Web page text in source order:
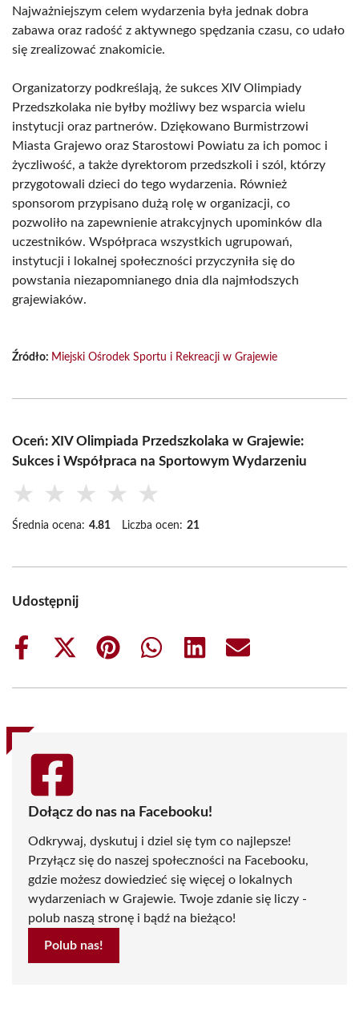
Najważniejszym celem wydarzenia była jednak dobra
zabawa oraz radość z aktywnego spędzania czasu, co udało
się zrealizować znakomicie.
Organizatorzy podkreślają, że sukces XIV Olimpiady
Przedszkolaka nie byłby możliwy bez wsparcia wielu
instytucji oraz partnerów. Dziękowano Burmistrzowi
Miasta Grajewo oraz Starostowi Powiatu za ich pomoc i
życzliwość, a także dyrektorom przedszkoli i szól, którzy
przygotowali dzieci do tego wydarzenia. Również
sponsorom przypisano dużą rolę w organizacji, co
pozwoliło na zapewnienie atrakcyjnych upominków dla
uczestników. Współpraca wszystkich ugrupowań,
instytucji i lokalnej społeczności przyczyniła się do
powstania niezapomnianego dnia dla najmłodszych
grajewiaków.
Źródło: Miejski Ośrodek Sportu i Rekreacji w Grajewie
Oceń: XIV Olimpiada Przedszkolaka w Grajewie:
Sukces i Współpraca na Sportowym Wydarzeniu
★ ★ ★ ★ ★
Średnia ocena: 4.81 Liczba ocen: 21
Udostępnij
Share
Share
(Twitter)
Share
Share
Share
Share
Dołącz do nas na Facebooku!
Odkrywaj, dyskutuj i dziel się tym co najlepsze!
Przyłącz się do naszej społeczności na Facebooku,
gdzie możesz dowiedzieć się więcej o lokalnych
wydarzeniach w Grajewie. Twoje zdanie się liczy -
polub naszą stronę i bądź na bieżąco!
Polub nas!